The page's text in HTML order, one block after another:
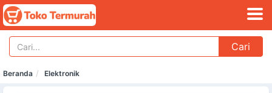
Cari
Beranda Elektronik